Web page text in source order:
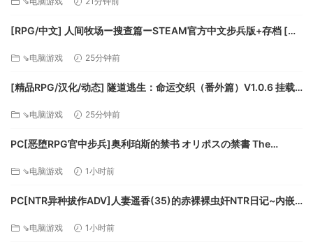
[RPG/中文] 人间牧场ー搜查篇ーSTEAM官方中文步兵版+存档 [新
⇘电脑游戏 25分钟前
[精品RPG/汉化/动态] 隧道逃生：命运交织（番外篇）V1.0.6 挂载
⇘电脑游戏 25分钟前
PC[恶堕RPG官中步兵]奥利珀斯的禁书 オリポスの禁書 The
雷/UC
⇘电脑游戏 1小时前
PC[NTR异种拔作ADV]人妻遥香(35)的赤裸裸虫奸NTR日记~内嵌
[500M]百度/迅雷/UC/夸克
⇘电脑游戏 1小时前